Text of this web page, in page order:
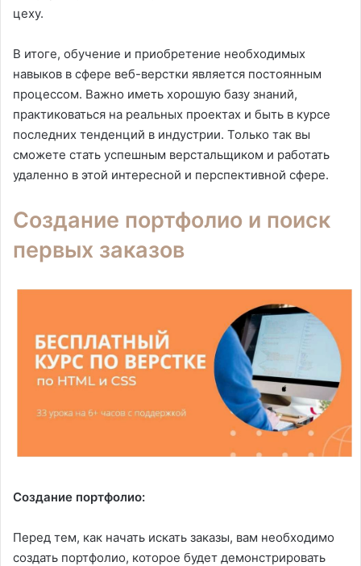
цеху.
В итоге, обучение и приобретение необходимых
навыков в сфере веб-верстки является постоянным
процессом. Важно иметь хорошую базу знаний,
практиковаться на реальных проектах и быть в курсе
последних тенденций в индустрии. Только так вы
сможете стать успешным верстальщиком и работать
удаленно в этой интересной и перспективной сфере.
Создание портфолио и поиск
первых заказов
Создание портфолио:
Перед тем, как начать искать заказы, вам необходимо
создать портфолио, которое будет демонстрировать